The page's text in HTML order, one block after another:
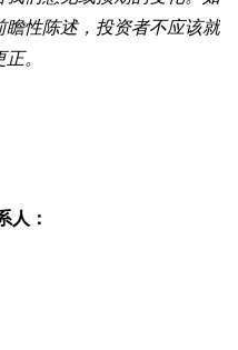
性陈述，投资者不应该就
。
人：